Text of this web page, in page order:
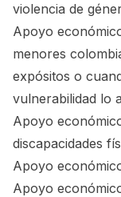
violencia de
Apoyo
menores
expósitos o
vulnerabilidad lo
Apoyo
discapacidades
Apoyo
Apoyo